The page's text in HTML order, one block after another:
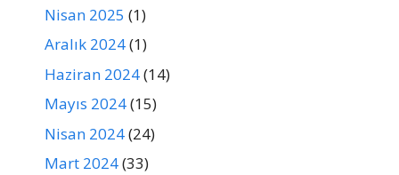
Nisan 2025 (1)
Aralık 2024(1)
Haziran 2024(14)
Mayıs 2024(15)
Nisan 2024(24)
Mart 2024(33)